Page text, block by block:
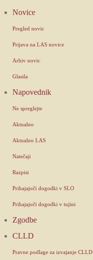
Novice
Pregled novic
Prijava na LAS novice
Arhiv novic
Glasila
Napovednik
Ne spreglejte
Aktualno
Aktualno LAS
Natečaji
Razpisi
Prihajajoči dogodki v SLO
Prihajajoči dogodki v tujini
Zgodbe
CLLD
Pravne podlage za izvajanje CLLD